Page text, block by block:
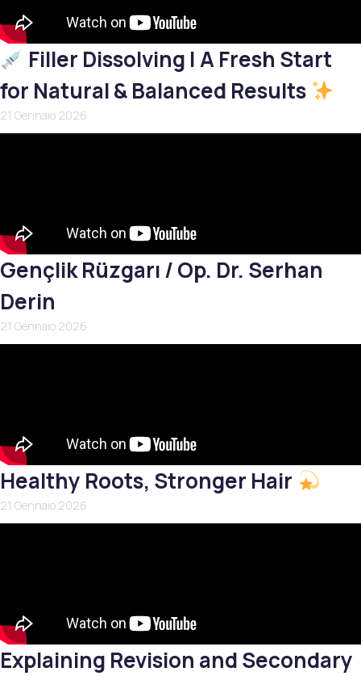
Filler Dissolving | A Fresh Start
for Natural & Balanced Results
21 Gennaio 2026
Gençlik Rüzgarı / Op. Dr. Serhan
Derin
21 Gennaio 2026
Healthy Roots, Stronger Hair
21 Gennaio 2026
Explaining Revision and Secondary